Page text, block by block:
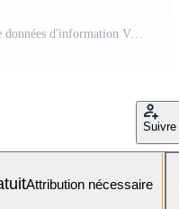
technologie numérique ou concept de données d'information Vidéo Gratuite
Suivre
Attribution nécessaire